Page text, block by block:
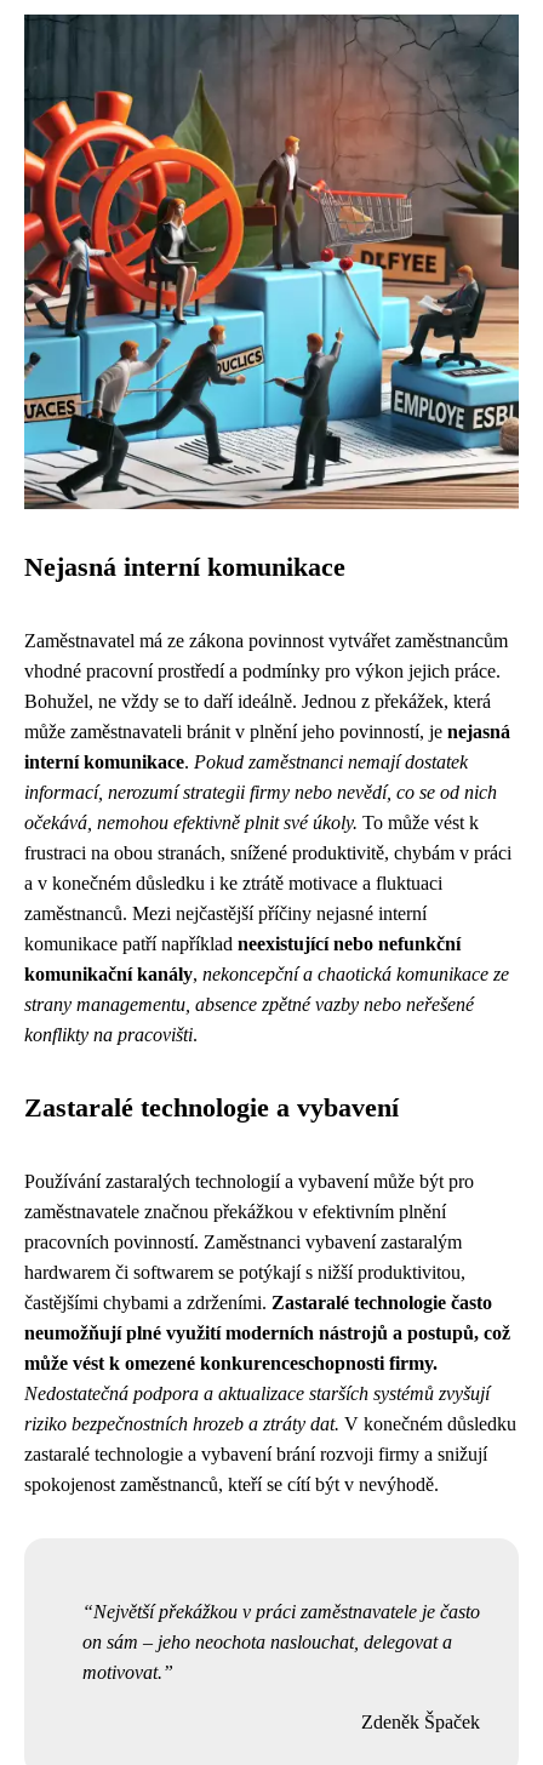
Nejasná interní komunikace
Zaměstnavatel má ze zákona povinnost vytvářet zaměstnancům
vhodné pracovní prostředí a podmínky pro výkon jejich práce.
Bohužel, ne vždy se to daří ideálně. Jednou z překážek, která
může zaměstnavateli bránit v plnění jeho povinností, je nejasná
interní komunikace. Pokud zaměstnanci nemají dostatek
informací, nerozumí strategii firmy nebo nevědí, co se od nich
očekává, nemohou efektivně plnit své úkoly. To může vést k
frustraci na obou stranách, snížené produktivitě, chybám v práci
a v konečném důsledku i ke ztrátě motivace a fluktuaci
zaměstnanců. Mezi nejčastější příčiny nejasné interní
komunikace patří například neexistující nebo nefunkční
komunikační kanály, nekoncepční a chaotická komunikace ze
strany managementu, absence zpětné vazby nebo neřešené
konflikty na pracovišti.
Zastaralé technologie a vybavení
Používání zastaralých technologií a vybavení může být pro
zaměstnavatele značnou překážkou v efektivním plnění
pracovních povinností. Zaměstnanci vybavení zastaralým
hardwarem či softwarem se potýkají s nižší produktivitou,
častějšími chybami a zdrženími. Zastaralé technologie často
neumožňují plné využití moderních nástrojů a postupů, což
může vést k omezené konkurenceschopnosti firmy.
Nedostatečná podpora a aktualizace starších systémů zvyšují
riziko bezpečnostních hrozeb a ztráty dat. V konečném důsledku
zastaralé technologie a vybavení brání rozvoji firmy a snižují
spokojenost zaměstnanců, kteří se cítí být v nevýhodě.
Největší překážkou v práci zaměstnavatele je často
on sám – jeho neochota naslouchat, delegovat a
motivovat.
Zdeněk Špaček